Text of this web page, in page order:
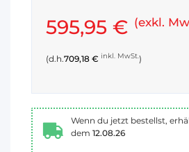
595,95 € (exkl.
(d.h.709,18 € inkl. MwSt.)
Wenn du jetzt bestellst,
dem 12.08.26